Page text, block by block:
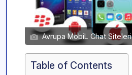
Avrupa MobiL Chat Siteleri
Table of Contents